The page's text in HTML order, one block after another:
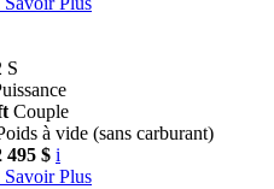
S
Couple
à vide (sans carburant)
495 $ i
Savoir Plus